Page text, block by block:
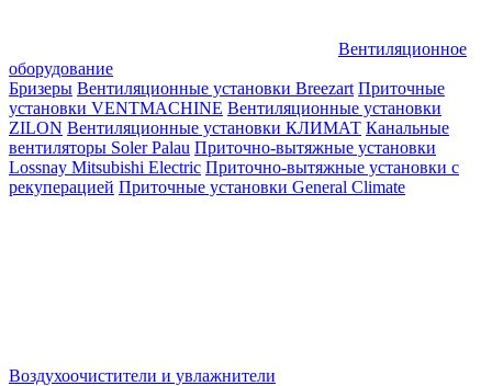
Вентиляционное
оборудование
Бризеры Вентиляционные установки Breezart Приточные
установки VENTMACHINE Вентиляционные установки
ZILON Вентиляционные установки КЛИМАТ Канальные
вентиляторы Soler Palau Приточно-вытяжные установки
Lossnay Mitsubishi Electric Приточно-вытяжные установки с
рекуперацией Приточные установки General Climate
Воздухоочистители и увлажнители